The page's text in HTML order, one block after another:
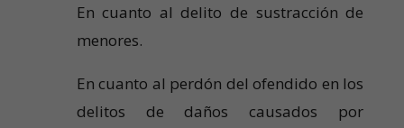
En cuanto al delito de sustracción de
menores.
En cuanto al perdón del ofendido en los
delitos de daños causados por